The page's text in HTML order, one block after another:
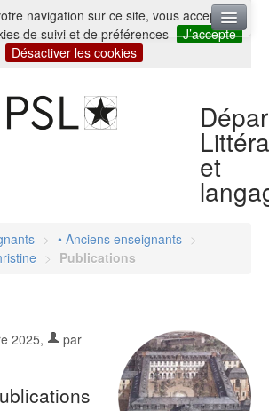
navigation sur ce site, vous acceptez
de suivi et de préférences
J’accepte
Désactiver les cookies
et
> • Anciens enseignants >
> Publications
2025,
par